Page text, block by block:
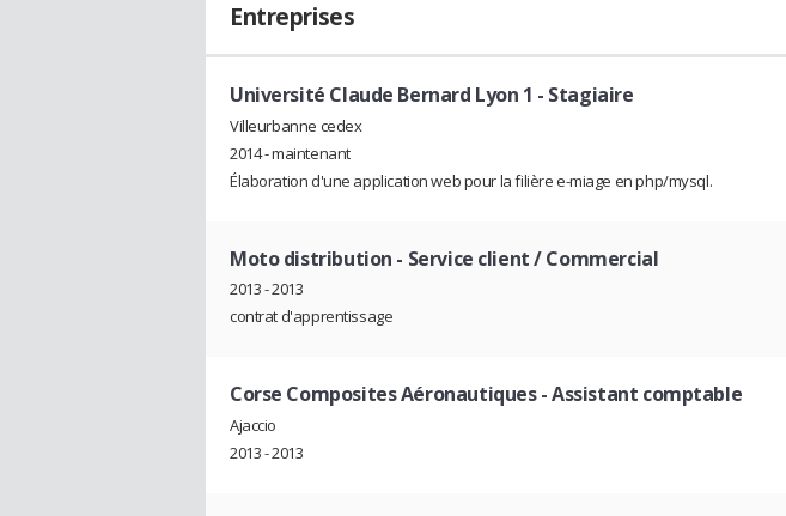
Entreprises
Université Claude Bernard Lyon 1 - Stagiaire
Villeurbanne cedex
2014 - maintenant
Élaboration d'une application web pour la filière e-miage en php/mysql.
Moto distribution - Service client / Commercial
2013 - 2013
contrat d'apprentissage
Corse Composites Aéronautiques- Assistant comptable
Ajaccio
2013 - 2013